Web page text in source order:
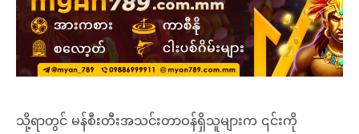
သို့ရာတွင် မန်စီးတီးအသင်းတာဝန်ရှိသူများက ၎င်းကို